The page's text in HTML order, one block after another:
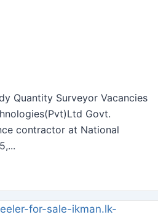
Quantity Surveyor Vacancies
Govt.
contractor at National